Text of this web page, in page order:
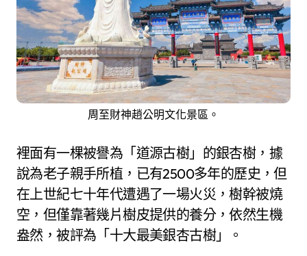
周至財神趙公明文化景區。
裡面有一棵被譽為「道源古樹」的銀杏樹，據
說為老子親手所植，已有2500多年的歷史，但
在上世紀七十年代遭遇了一場火災，樹幹被燒
空，但僅靠著幾片樹皮提供的養分，依然生機
盎然，被評為「十大最美銀杏古樹」。